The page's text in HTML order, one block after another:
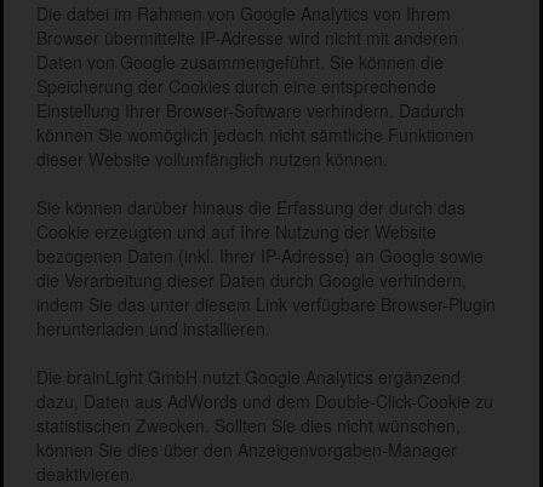
Die dabei im Rahmen von Google Analytics von Ihrem
Browser übermittelte IP-Adresse wird nicht mit anderen
Daten von Google zusammengeführt. Sie können die
Speicherung der Cookies durch eine entsprechende
Einstellung Ihrer Browser-Software verhindern. Dadurch
können Sie womöglich jedoch nicht sämtliche Funktionen
dieser Website vollumfänglich nutzen können.
Sie können darüber hinaus die Erfassung der durch das
Cookie erzeugten und auf Ihre Nutzung der Website
bezogenen Daten (inkl. Ihrer IP-Adresse) an Google sowie
die Verarbeitung dieser Daten durch Google verhindern,
indem Sie das unter diesem Link verfügbare Browser-Plugin
herunterladen und installieren.
Die brainLight GmbH nutzt Google Analytics ergänzend
dazu, Daten aus AdWords und dem Double-Click-Cookie zu
statistischen Zwecken. Sollten Sie dies nicht wünschen,
können Sie dies über den Anzeigenvorgaben-Manager
deaktivieren.